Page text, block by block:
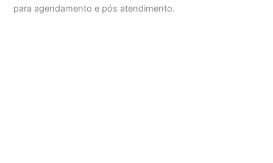
para agendamento e pós atendimento.